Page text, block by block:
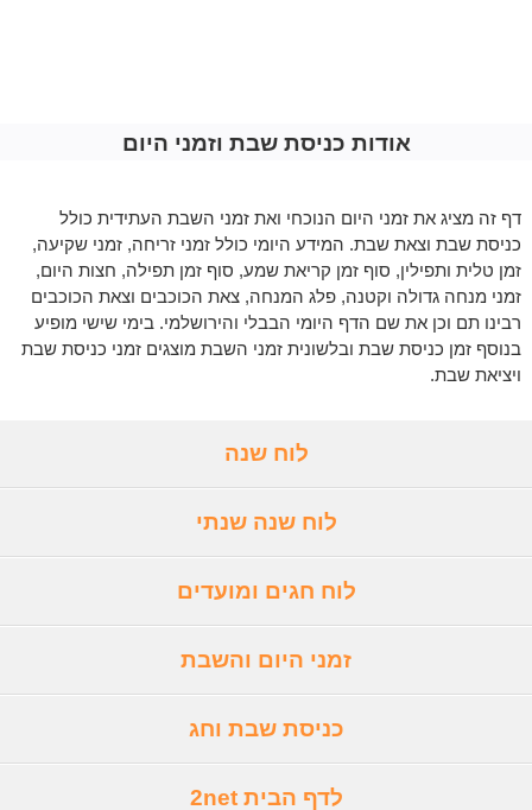
אודות כניסת שבת וזמני היום
דף זה מציג את זמני היום הנוכחי ואת זמני השבת העתידית כולל
כניסת שבת וצאת שבת. המידע היומי כולל זמני זריחה, זמני שקיעה,
זמן טלית ותפילין, סוף זמן קריאת שמע, סוף זמן תפילה, חצות היום,
זמני מנחה גדולה וקטנה, פלג המנחה, צאת הכוכבים וצאת הכוכבים
רבינו תם וכן את שם הדף היומי הבבלי והירושלמי. בימי שישי מופיע
בנוסף זמן כניסת שבת ובלשונית זמני השבת מוצגים זמני כניסת שבת
ויציאת שבת.
לוח שנה
לוח שנה שנתי
לוח חגים ומועדים
זמני היום והשבת
כניסת שבת וחג
לדף הבית 2net